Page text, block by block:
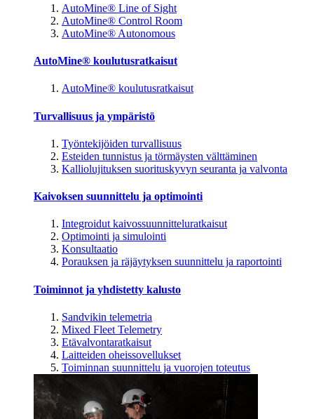
AutoMine® Line of Sight
AutoMine® Control Room
AutoMine® Autonomous
AutoMine® koulutusratkaisut
AutoMine® koulutusratkaisut
Turvallisuus ja ympäristö
Työntekijöiden turvallisuus
Esteiden tunnistus ja törmäysten välttäminen
Kalliolujituksen suorituskyvyn seuranta ja valvonta
Kaivoksen suunnittelu ja optimointi
Integroidut kaivossuunnitteluratkaisut
Optimointi ja simulointi
Konsultaatio
Porauksen ja räjäytyksen suunnittelu ja raportointi
Toiminnot ja yhdistetty kalusto
Sandvikin telemetria
Mixed Fleet Telemetry
Etävalvontaratkaisut
Laitteiden oheissovellukset
Toiminnan suunnittelu ja vuorojen toteutus